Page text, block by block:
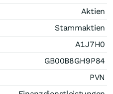
Aktien
Stammaktien
A1J7H0
GB00B8GH9P84
PVN